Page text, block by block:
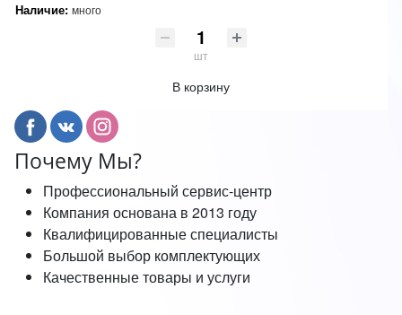
Наличие: много
шт
В корзину
Почему Мы?
Профессиональный сервис-центр
Компания основана в 2013 году
Квалифицированные специалисты
Большой выбор комплектующих
Качественные товары и услуги